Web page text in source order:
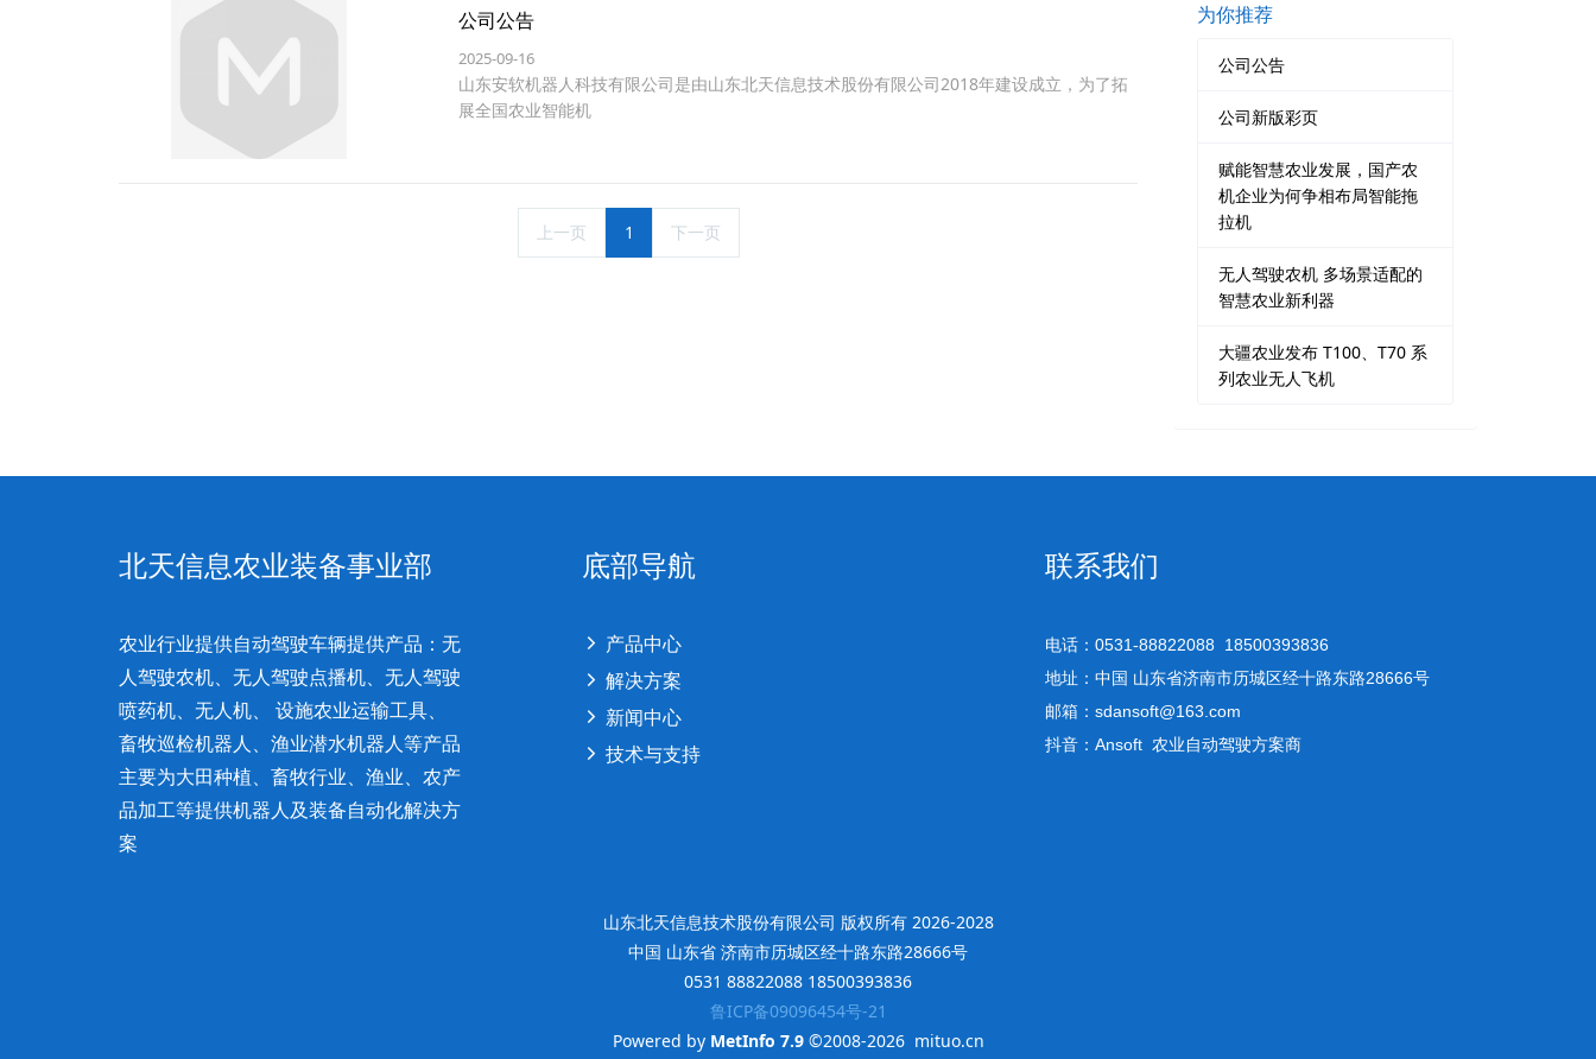
公司公告
2025-09-16
山东安软机器人科技有限公司是由山东北天信息技术股份有限公司2018年建设成立，为了拓
展全国农业智能机
上一页 1 下一页
为你推荐
公司公告
公司新版彩页
赋能智慧农业发展，国产农
机企业为何争相布局智能拖
拉机
无人驾驶农机 多场景适配的
智慧农业新利器
大疆农业发布 T100、T70 系
列农业无人飞机
北天信息农业装备事业部
农业行业提供自动驾驶车辆提供产品：无
人驾驶农机、无人驾驶点播机、无人驾驶
喷药机、无人机、 设施农业运输工具、
畜牧巡检机器人、渔业潜水机器人等产品
主要为大田种植、畜牧行业、渔业、农产
品加工等提供机器人及装备自动化解决方
案
底部导航
产品中心
解决方案
新闻中心
技术与支持
联系我们
电话：0531-88822088 18500393836
地址：中国 山东省济南市历城区经十路东路28666号
邮箱：sdansoft@163.com
抖音：Ansoft 农业自动驾驶方案商
山东北天信息技术股份有限公司 版权所有 2026-2028
中国 山东省 济南市历城区经十路东路28666号
0531 88822088 18500393836
鲁ICP备09096454号-21
Powered by MetInfo 7.9©2008-2026 mituo.cn